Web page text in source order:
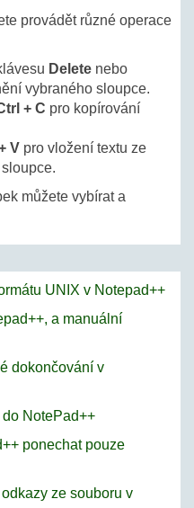
provádět různé operace
Delete nebo
vybraného sloupce.
+ C pro kopírování
V pro vložení textu ze
můžete vybírat a
UNIX v Notepad++
a manuální
dokončování v
NotePad++
ponechat pouze
ze souboru v